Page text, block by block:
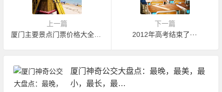
上一篇
厦门主要景点门票价格大全（2012年最新版）
下一篇
2012年高考结束了···
厦门神奇公交大盘点：最晚，最美，最
小，最长，最…